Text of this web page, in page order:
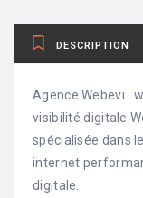
DESCRIPTION
Agence Webevi :
visibilité digitale
spécialisée dans
internet
digitale.